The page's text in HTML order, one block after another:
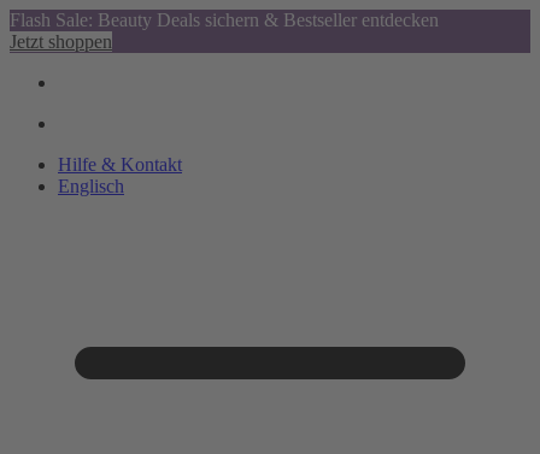
Flash Sale: Beauty Deals sichern & Bestseller entdecken
Jetzt shoppen
Hilfe & Kontakt
Englisch